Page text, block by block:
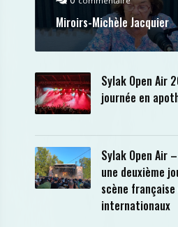
Miroirs-Michèle Jacquier
Sylak Open Air
journée en
Sylak Open Air
une deuxième
scène
internationaux